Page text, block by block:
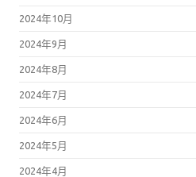
2024年10月
2024年9月
2024年8月
2024年7月
2024年6月
2024年5月
2024年4月